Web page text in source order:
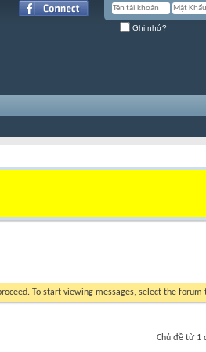
Ghi nhớ?
To start viewing messages, select the
Chủ đề từ 1